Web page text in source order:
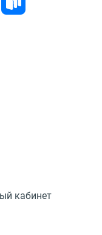
кабинет